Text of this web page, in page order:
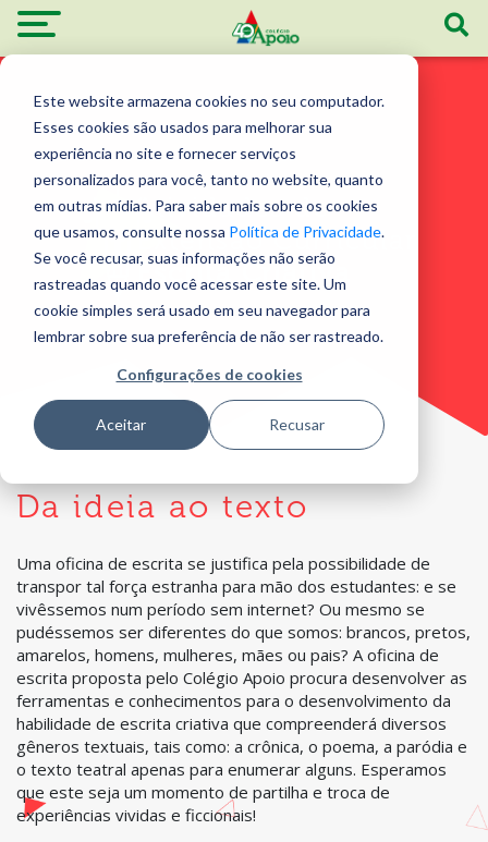
Este website armazena cookies no seu computador.
Esses cookies são usados ​​para melhorar sua
experiência no site e fornecer serviços
personalizados para você, tanto no website, quanto
em outras mídias. Para saber mais sobre os cookies
que usamos, consulte nossa Política de Privacidade.
Se você recusar, suas informações não serão
rastreadas quando você acessar este site. Um
cookie simples será usado em seu navegador para
lembrar sobre sua preferência de não ser rastreado.
Configurações de cookies
Aceitar Recusar
Atividades de
Extensão Curricular
Escrita Criativa
Da ideia ao texto
Uma oficina de escrita se justifica pela possibilidade de
transpor tal força estranha para mão dos estudantes: e se
vivêssemos num período sem internet? Ou mesmo se
pudéssemos ser diferentes do que somos: brancos, pretos,
amarelos, homens, mulheres, mães ou pais? A oficina de
escrita proposta pelo Colégio Apoio procura desenvolver as
ferramentas e conhecimentos para o desenvolvimento da
habilidade de escrita criativa que compreenderá diversos
gêneros textuais, tais como: a crônica, o poema, a paródia e
o texto teatral apenas para enumerar alguns. Esperamos
que este seja um momento de partilha e troca de
experiências vividas e ficcionais!